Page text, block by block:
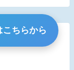
こちらから